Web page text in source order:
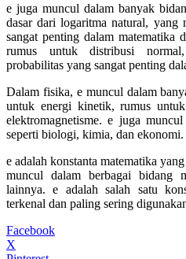
e juga muncul dalam banyak
dasar dari logaritma natural, yang
sangat penting dalam matematika
rumus untuk distribusi
probabilitas yang sangat penting
Dalam fisika, e muncul dalam
untuk energi kinetik, rumus
elektromagnetisme. e juga
seperti biologi, kimia, dan ekonomi.
e adalah konstanta matematika
muncul dalam berbagai bidang
lainnya. e adalah salah satu
terkenal dan paling sering
Facebook
X